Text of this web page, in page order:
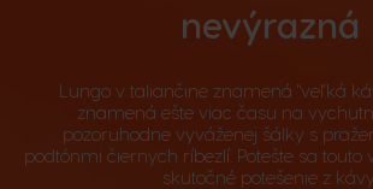
nevýrazná
Lungo v taliančine znamená "veľká
znamená ešte viac času na
pozoruhodne vyváženej šálky s
podtónmi čiernych ríbezlí. Potešte sa touto
skutočné potešenie z kávy.